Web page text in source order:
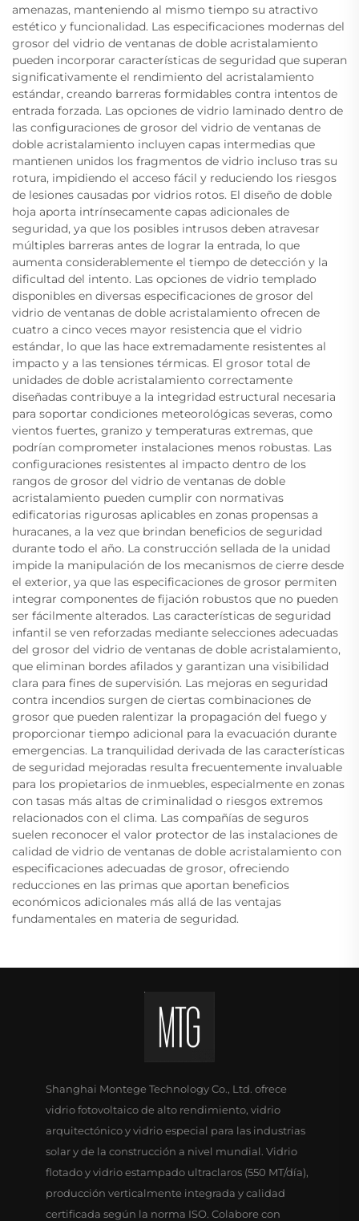
amenazas, manteniendo al mismo tiempo su atractivo
estético y funcionalidad. Las especificaciones modernas del
grosor del vidrio de ventanas de doble acristalamiento
pueden incorporar características de seguridad que superan
significativamente el rendimiento del acristalamiento
estándar, creando barreras formidables contra intentos de
entrada forzada. Las opciones de vidrio laminado dentro de
las configuraciones de grosor del vidrio de ventanas de
doble acristalamiento incluyen capas intermedias que
mantienen unidos los fragmentos de vidrio incluso tras su
rotura, impidiendo el acceso fácil y reduciendo los riesgos
de lesiones causadas por vidrios rotos. El diseño de doble
hoja aporta intrínsecamente capas adicionales de
seguridad, ya que los posibles intrusos deben atravesar
múltiples barreras antes de lograr la entrada, lo que
aumenta considerablemente el tiempo de detección y la
dificultad del intento. Las opciones de vidrio templado
disponibles en diversas especificaciones de grosor del
vidrio de ventanas de doble acristalamiento ofrecen de
cuatro a cinco veces mayor resistencia que el vidrio
estándar, lo que las hace extremadamente resistentes al
impacto y a las tensiones térmicas. El grosor total de
unidades de doble acristalamiento correctamente
diseñadas contribuye a la integridad estructural necesaria
para soportar condiciones meteorológicas severas, como
vientos fuertes, granizo y temperaturas extremas, que
podrían comprometer instalaciones menos robustas. Las
configuraciones resistentes al impacto dentro de los
rangos de grosor del vidrio de ventanas de doble
acristalamiento pueden cumplir con normativas
edificatorias rigurosas aplicables en zonas propensas a
huracanes, a la vez que brindan beneficios de seguridad
durante todo el año. La construcción sellada de la unidad
impide la manipulación de los mecanismos de cierre desde
el exterior, ya que las especificaciones de grosor permiten
integrar componentes de fijación robustos que no pueden
ser fácilmente alterados. Las características de seguridad
infantil se ven reforzadas mediante selecciones adecuadas
del grosor del vidrio de ventanas de doble acristalamiento,
que eliminan bordes afilados y garantizan una visibilidad
clara para fines de supervisión. Las mejoras en seguridad
contra incendios surgen de ciertas combinaciones de
grosor que pueden ralentizar la propagación del fuego y
proporcionar tiempo adicional para la evacuación durante
emergencias. La tranquilidad derivada de las características
de seguridad mejoradas resulta frecuentemente invaluable
para los propietarios de inmuebles, especialmente en zonas
con tasas más altas de criminalidad o riesgos extremos
relacionados con el clima. Las compañías de seguros
suelen reconocer el valor protector de las instalaciones de
calidad de vidrio de ventanas de doble acristalamiento con
especificaciones adecuadas de grosor, ofreciendo
reducciones en las primas que aportan beneficios
económicos adicionales más allá de las ventajas
fundamentales en materia de seguridad.
Shanghai Montege Technology Co., Ltd. ofrece
vidrio fotovoltaico de alto rendimiento, vidrio
arquitectónico y vidrio especial para las industrias
solar y de la construcción a nivel mundial. Vidrio
flotado y vidrio estampado ultraclaros (550 MT/día),
producción verticalmente integrada y calidad
certificada según la norma ISO. Colabore con